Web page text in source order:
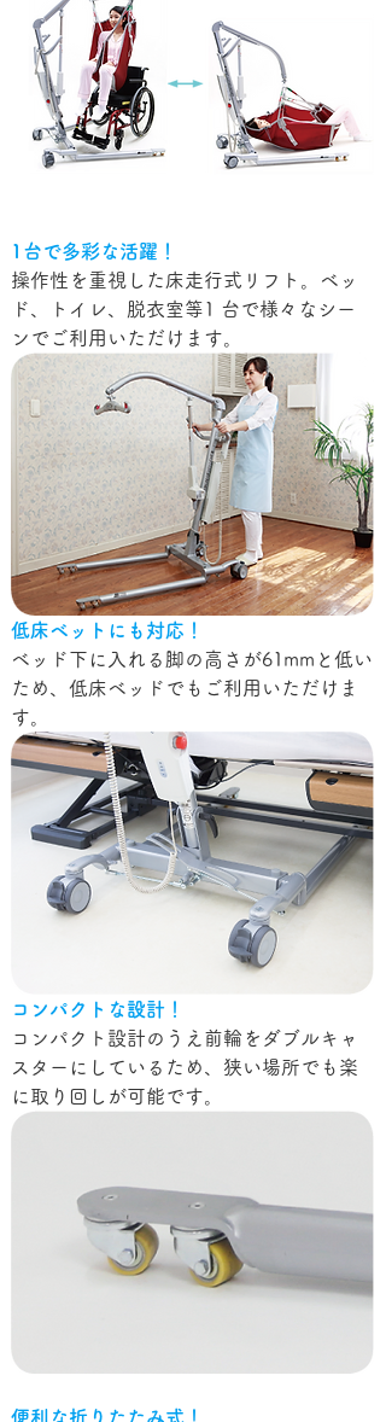
1台で多彩な活躍！
操作性を重視した床走行式リフト。ベッ
ド、トイレ、脱衣室等1 台で様々なシー
ンでご利用いただけます。
低床ベットにも対応！
ベッド下に入れる脚の高さが61mmと低い
ため、低床ベッドでもご利用いただけま
す。
コンパクトな設計！
コンパクト設計のうえ前輪をダブルキャ
スターにしているため、狭い場所でも楽
に取り回しが可能です。
便利な折りたたみ式！